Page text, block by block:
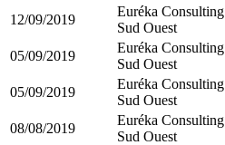
12/09/2019
Euréka Consulting
Sud Ouest
05/09/2019
Euréka Consulting
Sud Ouest
05/09/2019
Euréka Consulting
Sud Ouest
08/08/2019
Euréka Consulting
Sud Ouest